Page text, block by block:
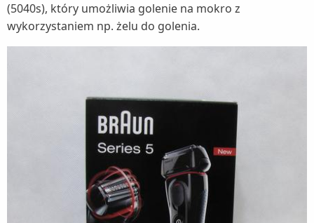
(5040s), który umożliwia golenie na mokro z
wykorzystaniem np. żelu do golenia.